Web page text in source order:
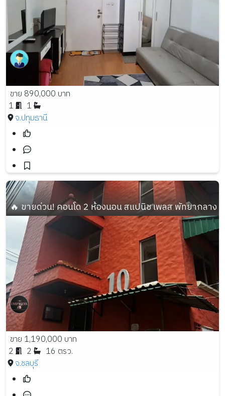
ขาย 890,000 บาท
1
1
จ.ปทุมธานี
🔥 ขายด่วน! คอนโด 2 ห้องนอน สแปนิช เพลส พัทยากลาง
ขาย 1,190,000 บาท
2
2
16 ตรว.
จ.ชลบุรี